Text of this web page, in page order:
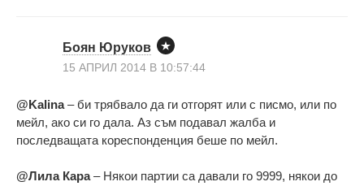
Боян Юруков
15 АПРИЛ 2014 В 10:57:44
@Kalina– би трябвало да ги отгорят или с писмо, или по
мейл, ако си го дала. Аз съм подавал жалба и
последващата кореспонденция беше по мейл.
@Лила Кара– Някои партии са давали го 9999, някои до